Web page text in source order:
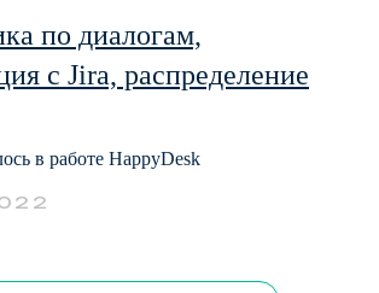
по диалогам,
с Jira, распределение
в работе HappyDesk